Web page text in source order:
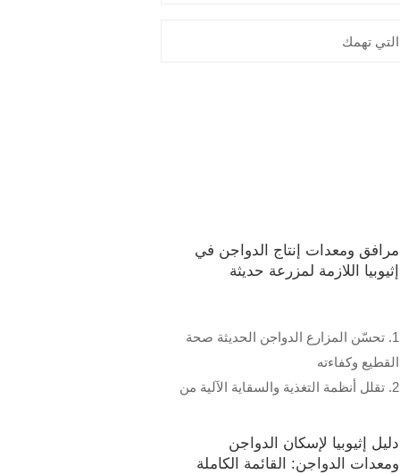
مرافق ومعدات إنتاج الدواجن في
إثيوبيا اللازمة لمزرعة حديثة
1. تحسّن المزارع الدواجن الحديثة صحة
القطيع وكفاءته
2. تقلل أنظمة التغذية والسقاية الآلية من
3. يعزز التحكم الذكي في المناخ النمو
وإنتاج البيض
دليل إثيوبيا لإسكان الدواجن
ومعدات الدواجن: القائمة الكاملة